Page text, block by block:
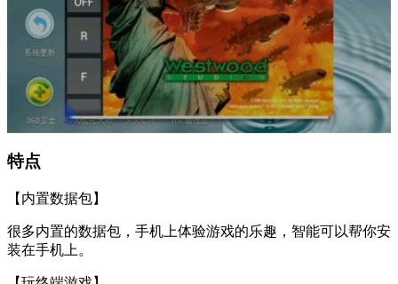
特点
【内置数据包】
很多内置的数据包，手机上体验游戏的乐趣，智能可以帮你安
装在手机上。